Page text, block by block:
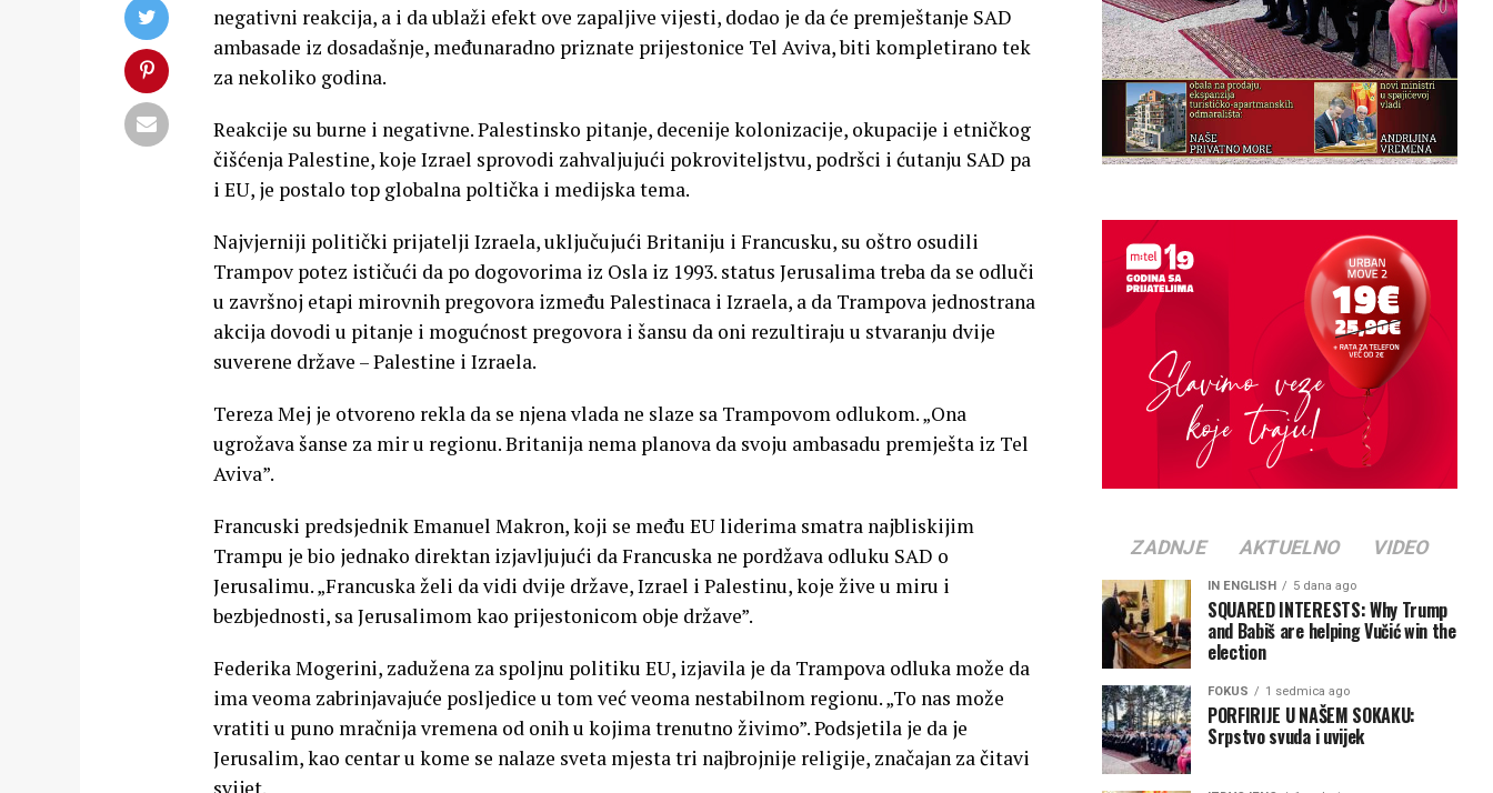
negativni reakcija, a i da ublaži efekt ove zapaljive vijesti, dodao je da će premještanje SAD
ambasade iz dosadašnje, međunaradno priznate prijestonice Tel Aviva, biti kompletirano tek
za nekoliko godina.
Reakcije su burne i negativne. Palestinsko pitanje, decenije kolonizacije, okupacije i etničkog
čišćenja Palestine, koje Izrael sprovodi zahvaljujući pokroviteljstvu, podršci i ćutanju SAD pa
i EU, je postalo top globalna poltička i medijska tema.
Najvjerniji politički prijatelji Izraela, uključujući Britaniju i Francusku, su oštro osudili
Trampov potez ističući da po dogovorima iz Osla iz 1993. status Jerusalima treba da se odluči
u završnoj etapi mirovnih pregovora između Palestinaca i Izraela, a da Trampova jednostrana
akcija dovodi u pitanje i mogućnost pregovora i šansu da oni rezultiraju u stvaranju dvije
suverene države – Palestine i Izraela.
Tereza Mej je otvoreno rekla da se njena vlada ne slaze sa Trampovom odlukom. „Ona
ugrožava šanse za mir u regionu. Britanija nema planova da svoju ambasadu premješta iz Tel
Aviva”.
Francuski predsjednik Emanuel Makron, koji se među EU liderima smatra najbliskijim
Trampu je bio jednako direktan izjavljujući da Francuska ne pordžava odluku SAD o
Jerusalimu. „Francuska želi da vidi dvije države, Izrael i Palestinu, koje žive u miru i
bezbjednosti, sa Jerusalimom kao prijestonicom obje države”.
Federika Mogerini, zadužena za spoljnu politiku EU, izjavila je da Trampova odluka može da
ima veoma zabrinjavajuće posljedice u tom već veoma nestabilnom regionu. „To nas može
vratiti u puno mračnija vremena od onih u kojima trenutno živimo”. Podsjetila je da je
Jerusalim, kao centar u kome se nalaze sveta mjesta tri najbrojnije religije, značajan za čitavi
ZADNJE AKTUELNO VIDEO
IN ENGLISH 5 dana ago
SQUARED INTERESTS: Why Trump
and Babiš are helping Vučić win the
election
FOKUS 1 sedmica ago
PORFIRIJE U NAŠEM SOKAKU:
Srpstvo svuda i uvijek